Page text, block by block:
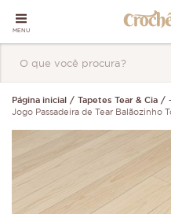
MENU
Página inicial Tapetes Tear & Cia
Jogo Passadeira de Tear Balãozinho